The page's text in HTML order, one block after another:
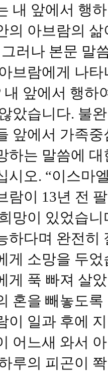
내 앞에서 행
의 아브람의
러나 본문 말
브람에게 나
내 앞에서 행하
았습니다. 불
앞에서 가족
하는 말씀에
시오. “이스마
람이 13년 전
망이 있었습
하다며 완전히
게 소망을 두
게 푹 빠져 살
혼을 빼놓도
이 일과 후에
어느새 와서
루의 피곤이